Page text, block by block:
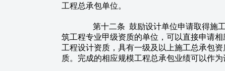
工程总承包单位。
第十二条 鼓励设计单位申请取得施工
筑工程专业甲级资质的单位，可以直接申请
工程设计资质，具有一级及以上施工总承包
质。完成的相应规模工程总承包业绩可以作为